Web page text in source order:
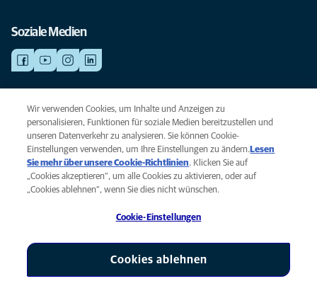
Soziale Medien
NOTDIENSTE
Finden Sie hier Standorte mit Notfall-Service. Weil Ihr Tier die beste
Versorgung verdient.
Privacy
Legal
AniCura ist eine Tochtergesellschaft von Mars, Inc © 2026
Wir verwenden Cookies, um Inhalte und Anzeigen zu
personalisieren, Funktionen für soziale Medien bereitzustellen und
unseren Datenverkehr zu analysieren. Sie können Cookie-
Einstellungen verwenden, um Ihre Einstellungen zu ändern. Lesen
Sie mehr über unsere Cookie-Richtlinien(opens in a new tab)
. Klicken Sie auf
„Cookies akzeptieren“, um alle Cookies zu aktivieren, oder auf
„Cookies ablehnen“, wenn Sie dies nicht wünschen.
Cookie-Einstellungen
Cookies ablehnen